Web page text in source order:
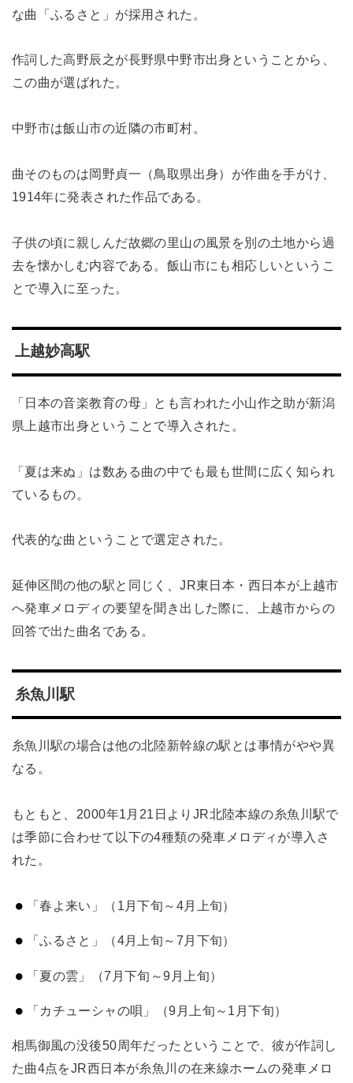
な曲「ふるさと」が採用された。
作詞した高野辰之が長野県中野市出身ということから、
この曲が選ばれた。
中野市は飯山市の近隣の市町村。
曲そのものは岡野貞一（鳥取県出身）が作曲を手がけ、
1914年に発表された作品である。
子供の頃に親しんだ故郷の里山の風景を別の土地から過
去を懐かしむ内容である。飯山市にも相応しいというこ
とで導入に至った。
上越妙高駅
「日本の音楽教育の母」とも言われた小山作之助が新潟
県上越市出身ということで導入された。
「夏は来ぬ」は数ある曲の中でも最も世間に広く知られ
ているもの。
代表的な曲ということで選定された。
延伸区間の他の駅と同じく、JR東日本・西日本が上越市
へ発車メロディの要望を聞き出した際に、上越市からの
回答で出た曲名である。
糸魚川駅
糸魚川駅の場合は他の北陸新幹線の駅とは事情がやや異
なる。
もともと、2000年1月21日よりJR北陸本線の糸魚川駅で
は季節に合わせて以下の4種類の発車メロディが導入さ
れた。
「春よ来い」（1月下旬～4月上旬）
「ふるさと」（4月上旬～7月下旬）
「夏の雲」（7月下旬～9月上旬）
「カチューシャの唄」（9月上旬～1月下旬）
相馬御風の没後50周年だったということで、彼が作詞し
た曲4点をJR西日本が糸魚川の在来線ホームの発車メロ